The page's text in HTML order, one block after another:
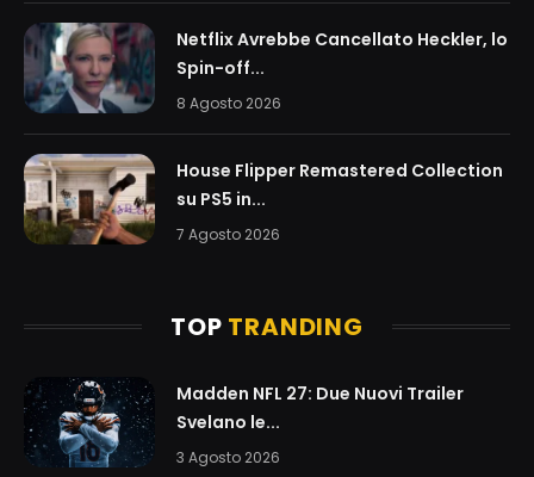
Netflix Avrebbe Cancellato Heckler, lo
Spin-off...
8 Agosto 2026
House Flipper Remastered Collection
su PS5 in...
7 Agosto 2026
TOP TRANDING
Madden NFL 27: Due Nuovi Trailer
Svelano le...
3 Agosto 2026